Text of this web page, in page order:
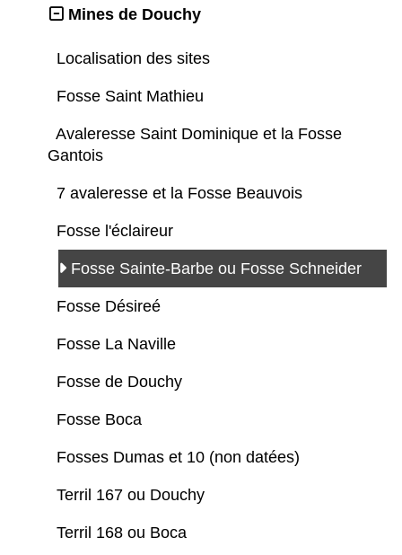
Mines de Douchy
Localisation des sites
Fosse Saint Mathieu
Avaleresse Saint Dominique et la Fosse
Gantois
7 avaleresse et la Fosse Beauvois
Fosse l'éclaireur
Fosse Sainte-Barbe ou Fosse Schneider
Fosse Désireé
Fosse La Naville
Fosse de Douchy
Fosse Boca
Fosses Dumas et 10 (non datées)
Terril 167 ou Douchy
Terril 168 ou Boca